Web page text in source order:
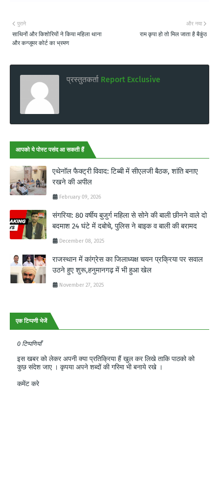
और नया
राम कृपा हो तो मिल जाता है बैकुंठ
पुराने
साथिनों और किशोरियों ने किया महिला थाना
और कन्जूमर कोर्ट का भ्रमण
प्रस्तुतकर्ता Report Exclusive
आपको ये पोस्ट पसंद आ सकती हैं
एथेनॉल फैक्ट्री विवाद: टिब्बी में सीएलजी बैठक, शांति बनाए
रखने की अपील
February 09, 2026
संगरिया: 80 वर्षीय बुजुर्ग महिला से सोने की बाली छीनने वाले दो
बदमाश 24 घंटे में दबोचे, पुलिस ने बाइक व बाली की बरामद
December 08, 2025
राजस्थान में कांग्रेस का जिलाध्यक्ष चयन प्रक्रिया पर सवाल
उठने हुए शुरू,हनुमानगढ़ में भी हुआ खेल
November 27, 2025
एक टिप्पणी भेजें
0 टिप्पणियाँ
इस खबर को लेकर अपनी क्या प्रतिक्रिया हैं खुल कर लिखे ताकि पाठको को
कुछ संदेश जाए । कृपया अपने शब्दों की गरिमा भी बनाये रखे ।
कमेंट करे